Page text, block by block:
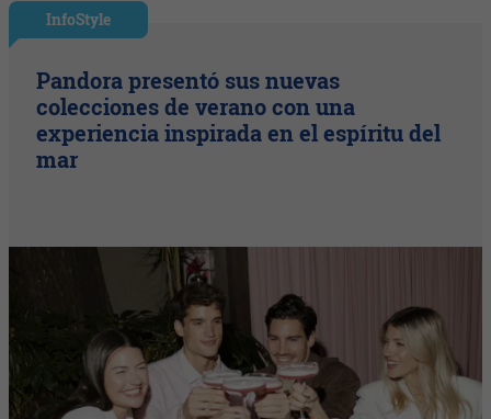
InfoStyle
Pandora presentó sus nuevas
colecciones de verano con una
experiencia inspirada en el espíritu del
mar